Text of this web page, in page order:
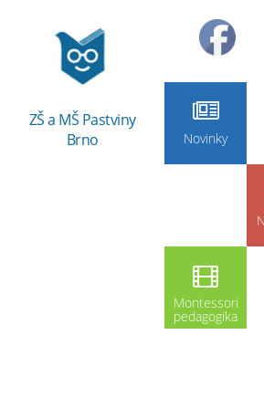
ZŠ a MŠ Pastviny
Brno
Novinky
Montessori
pedagogika